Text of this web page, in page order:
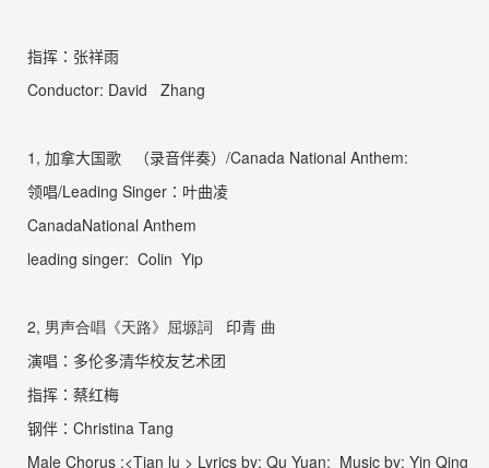
指挥 ： 张祥雨
Conductor: David
Zhang
1, 加拿大国歌 （录音伴奏） /Canada National Anthem:
领唱/Leading Singer ： 叶曲凌
CanadaNational Anthem
leading singer: Colin Yip
2, 男声合唱《天路》屈塬詞 印青 曲
演唱 ： 多伦多清华校友艺术团
指挥：蔡红梅
钢伴： Christina Tang
Male Chorus :<Tian lu > Lyrics by: Qu Yuan; Music by: Yin Qing